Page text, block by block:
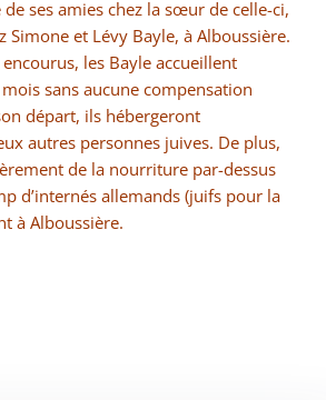
ses amies chez la sœur de celle-ci,
Simone et Lévy Bayle, à Alboussière.
les Bayle accueillent
sans aucune compensation
départ, ils hébergeront
autres personnes juives. De plus,
de la nourriture par-dessus
d’internés allemands (juifs pour la
à Alboussière.